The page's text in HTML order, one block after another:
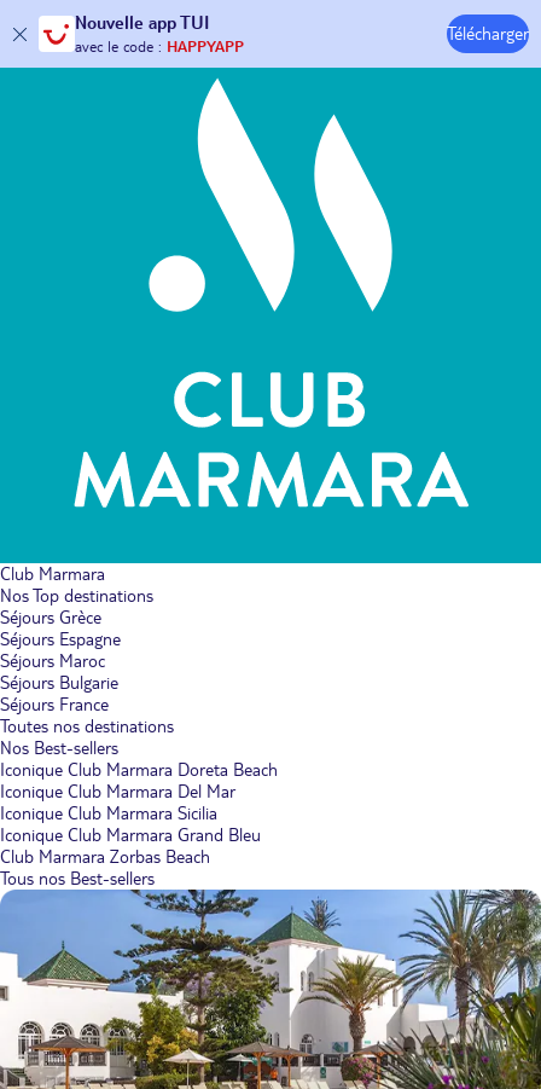
Nouvelle app TUI
30€ offerts* sur votrevoyage ! Télécharger
Hôtels & Clubs
Club Marmara
Nos Top destinations
Séjours Grèce
Séjours Espagne
Séjours Maroc
Séjours Bulgarie
Séjours France
Toutes nos destinations
Nos Best-sellers
Iconique Club Marmara Doreta Beach
Iconique Club Marmara Del Mar
Iconique Club Marmara Sicilia
Iconique Club Marmara Grand Bleu
Club Marmara Zorbas Beach
Tous nos Best-sellers